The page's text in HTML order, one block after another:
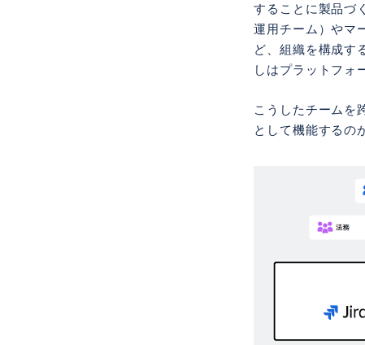
することに製品づ
運用チーム）やマ
ど、組織を構成す
しはプラットフォ
こうしたチームを
として機能するの